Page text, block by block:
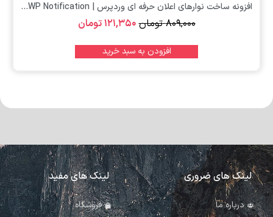
افزونه ساخت نوارهای اعلان حرفه ای وردپرس | WP Notification...
۸۰۹,۰۰۰ تومان۱۲۱,۳۵۰تومان
افزودن به سبد خرید
لینک های ضروری
درباره ما
لینک های مفید
فروشگاه